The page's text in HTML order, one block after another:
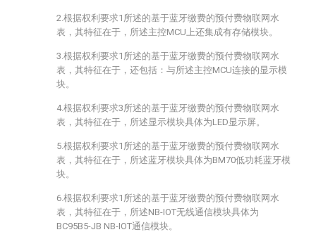
2.根据权利要求1所述的基于蓝牙缴费的预付费物联网水
表，其特征在于，所述主控MCU上还集成有存储模块。
3.根据权利要求1所述的基于蓝牙缴费的预付费物联网水
表，其特征在于，还包括：与所述主控MCU连接的显示模
块。
4.根据权利要求3所述的基于蓝牙缴费的预付费物联网水
表，其特征在于，所述显示模块具体为LED显示屏。
5.根据权利要求1所述的基于蓝牙缴费的预付费物联网水
表，其特征在于，所述蓝牙模块具体为BM70低功耗蓝牙模
块。
6.根据权利要求1所述的基于蓝牙缴费的预付费物联网水
表，其特征在于，所述NB-IOT无线通信模块具体为
BC95B5-JB NB-IOT通信模块。